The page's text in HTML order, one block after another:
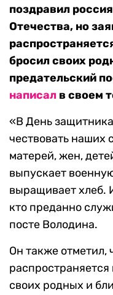
поздравил
Отечества, но
бросил своих
предательский
написал в своем
«В День
чествовать наших
матерей, жен,
выпускает
выращивает хлеб.
кто преданно
посте Володина.
Он также отметил,
распространяется
своих родных и